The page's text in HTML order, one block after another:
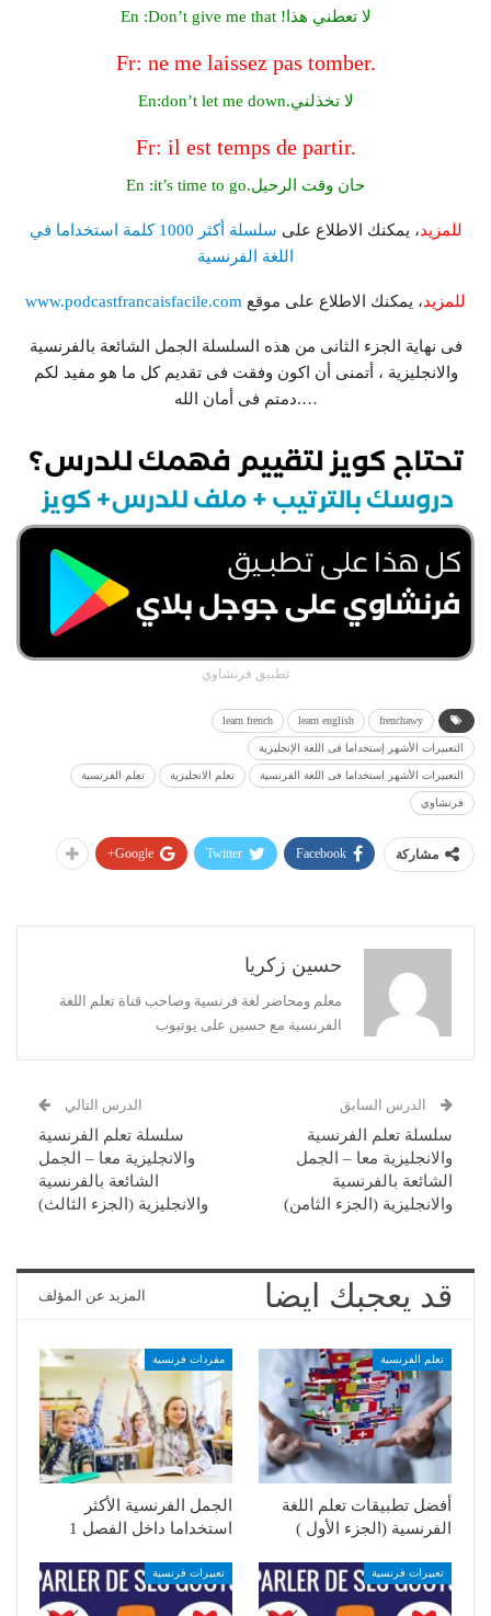
En :Don’t give me that !لا تعطني هذا
Fr: ne me laissez pas tomber.
En:don’t let me down.لا تخذلني
Fr: il est temps de partir.
En :it’s time to go.حان وقت الرحيل
للمزيد، يمكنك الاطلاع على
سلسلة أكثر 1000 كلمة استخداما في
اللغة الفرنسية
للمزيد، يمكنك الاطلاع على موقع www.podcastfrancaisfacile.com
فى نهاية الجزء الثانى من هذه السلسلة الجمل الشائعة بالفرنسية
والانجليزية ، أتمنى أن اكون وفقت فى تقديم كل ما هو مفيد لكم
….دمتم فى أمان الله
تطبيق فرنشاوي
frenchawy
learn english
learn french
التعبيرات الأشهر إستخداما فى اللغة الإنجليزية
التعبيرات الأشهر استخداما فى اللغة الفرنسية تعلم الانجليزية تعلم الفرنسية
فرنشاوي
مشاركة Facebook
Twitter
Google+
حسين زكريا
معلم ومحاضر لغة فرنسية وصاحب قناة تعلم اللغة
الفرنسية مع حسين على يوتيوب
الدرس السابق
سلسلة تعلم الفرنسية
والانجليزية معا – الجمل
الشائعة بالفرنسية
والانجليزية (الجزء الثامن)
الدرس التالي
سلسلة تعلم الفرنسية
والانجليزية معا – الجمل
الشائعة بالفرنسية
والانجليزية (الجزء الثالث)
قد يعجبك ايضا المزيد عن المؤلف
تعلم الفرنسية
أفضل تطبيقات تعلم اللغة
الفرنسية (الجزء الأول )
مفردات فرنسية
الجمل الفرنسية الأكثر
استخداما داخل الفصل 1
تعبيرات فرنسية تعبيرات فرنسية